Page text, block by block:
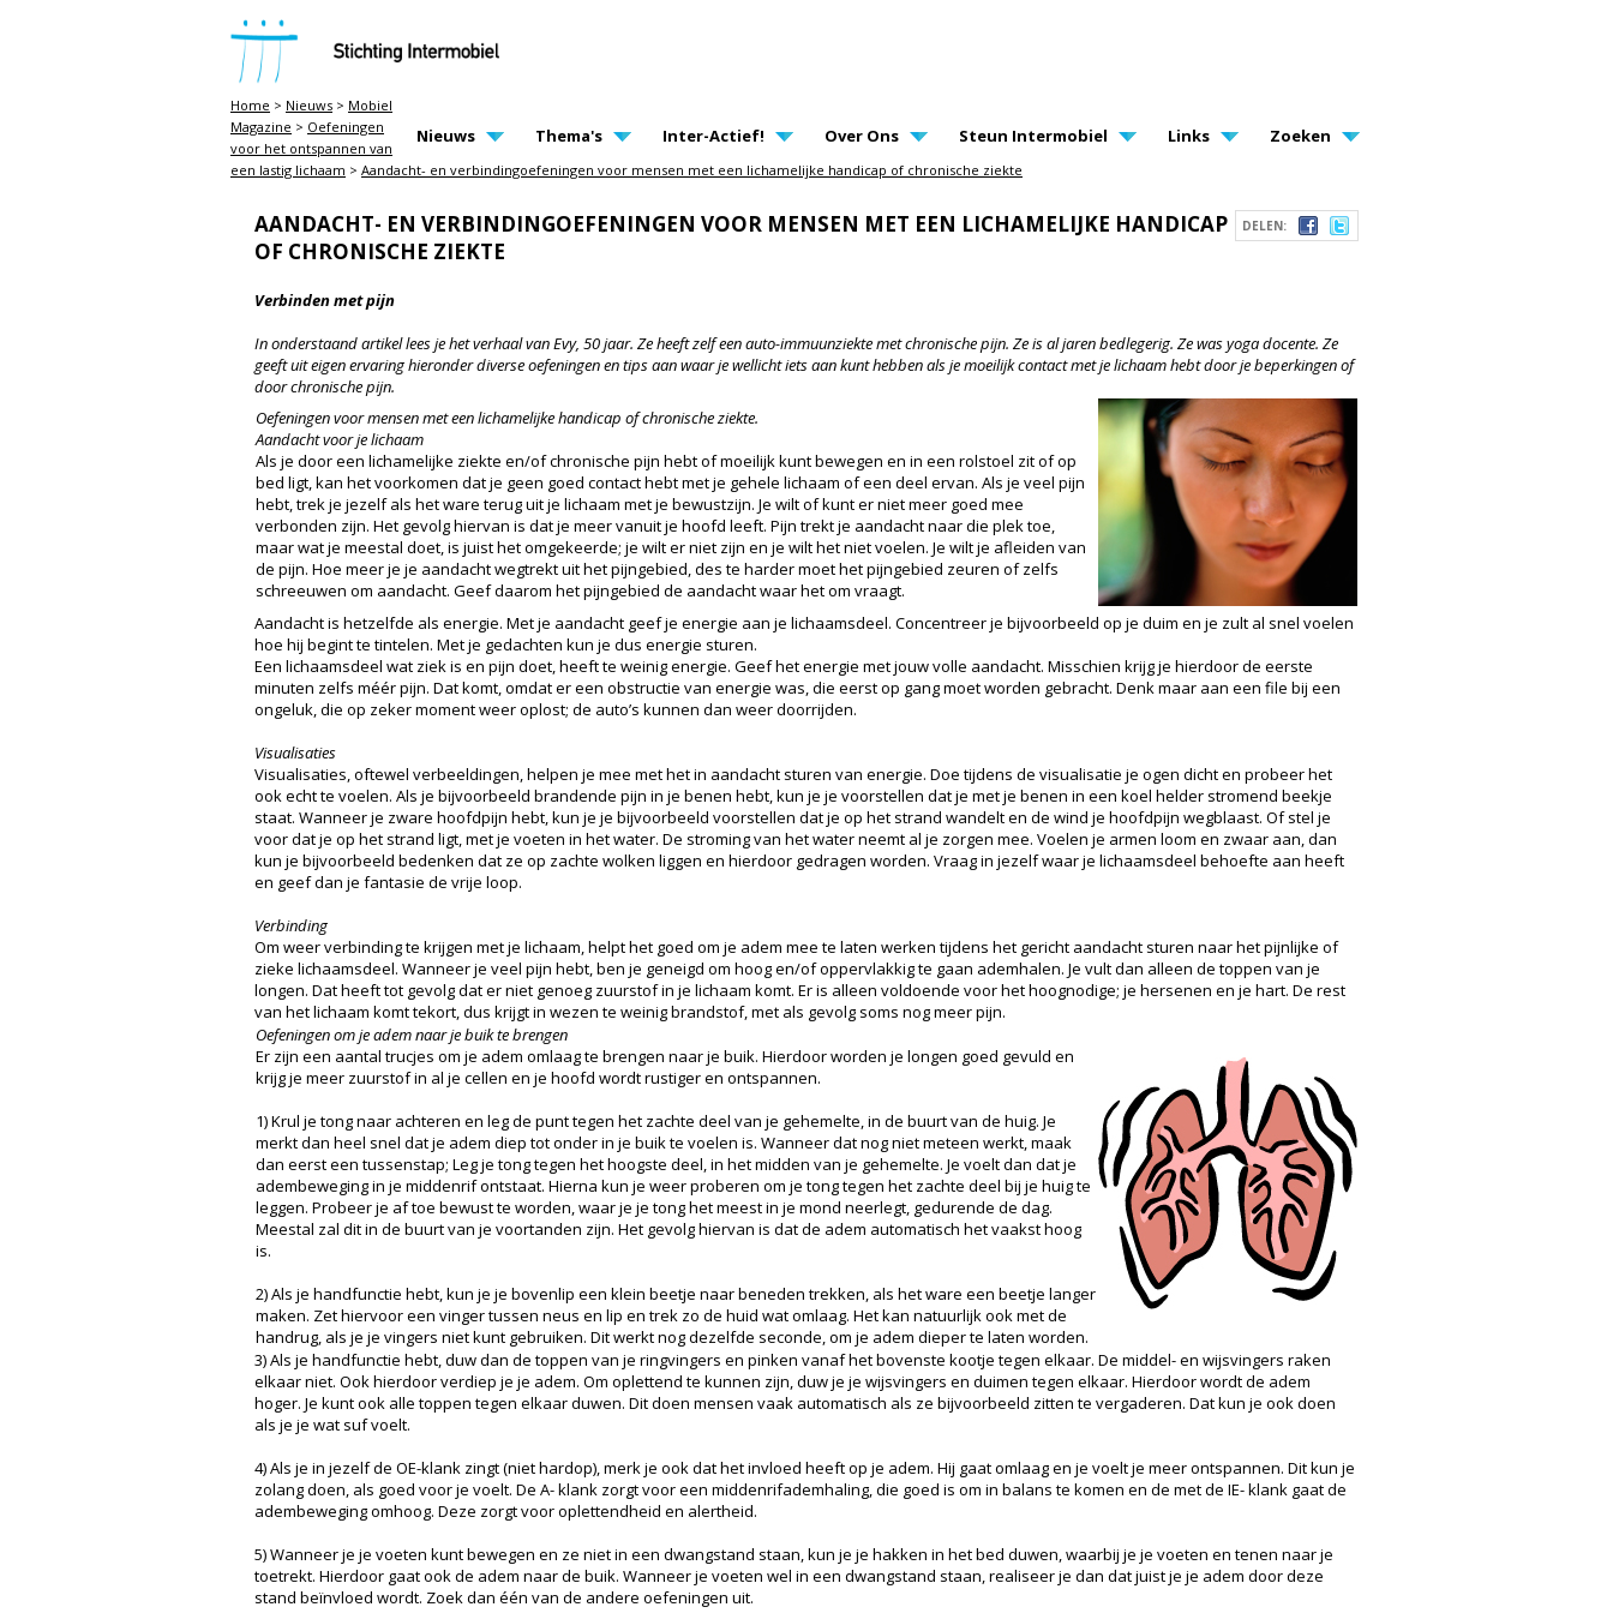
STICHTING INTERMOBIEL
MAIN PAGE NAVIGATION
Nieuws Thema's Inter-Actief! Over Ons Steun Intermobiel Links Zoeken
Home > Nieuws > Mobiel
Magazine > Oefeningen
voor het ontspannen van
een lastig lichaam > Aandacht- en verbindingoefeningen voor mensen met een lichamelijke handicap of chronische ziekte
DELEN:
AANDACHT- EN VERBINDINGOEFENINGEN VOOR MENSEN MET EEN LICHAMELIJKE HANDICAP
OF CHRONISCHE ZIEKTE
Verbinden met pijn
In onderstaand artikel lees je het verhaal van Evy, 50 jaar. Ze heeft zelf een auto-immuunziekte met chronische pijn. Ze is al jaren bedlegerig. Ze was yoga docente. Ze
geeft uit eigen ervaring hieronder diverse oefeningen en tips aan waar je wellicht iets aan kunt hebben als je moeilijk contact met je lichaam hebt door je beperkingen of
door chronische pijn.
Oefeningen voor mensen met een lichamelijke handicap of chronische ziekte.
Aandacht voor je lichaam
Als je door een lichamelijke ziekte en/of chronische pijn hebt of moeilijk kunt bewegen en in een rolstoel zit of op
bed ligt, kan het voorkomen dat je geen goed contact hebt met je gehele lichaam of een deel ervan. Als je veel pijn
hebt, trek je jezelf als het ware terug uit je lichaam met je bewustzijn. Je wilt of kunt er niet meer goed mee
verbonden zijn. Het gevolg hiervan is dat je meer vanuit je hoofd leeft. Pijn trekt je aandacht naar die plek toe,
maar wat je meestal doet, is juist het omgekeerde; je wilt er niet zijn en je wilt het niet voelen. Je wilt je afleiden van
de pijn. Hoe meer je je aandacht wegtrekt uit het pijngebied, des te harder moet het pijngebied zeuren of zelfs
schreeuwen om aandacht. Geef daarom het pijngebied de aandacht waar het om vraagt.
Aandacht is hetzelfde als energie. Met je aandacht geef je energie aan je lichaamsdeel. Concentreer je bijvoorbeeld op je duim en je zult al snel voelen
hoe hij begint te tintelen. Met je gedachten kun je dus energie sturen.
Een lichaamsdeel wat ziek is en pijn doet, heeft te weinig energie. Geef het energie met jouw volle aandacht. Misschien krijg je hierdoor de eerste
minuten zelfs méér pijn. Dat komt, omdat er een obstructie van energie was, die eerst op gang moet worden gebracht. Denk maar aan een file bij een
ongeluk, die op zeker moment weer oplost; de auto’s kunnen dan weer doorrijden.
Visualisaties
Visualisaties, oftewel verbeeldingen, helpen je mee met het in aandacht sturen van energie. Doe tijdens de visualisatie je ogen dicht en probeer het
ook echt te voelen. Als je bijvoorbeeld brandende pijn in je benen hebt, kun je je voorstellen dat je met je benen in een koel helder stromend beekje
staat. Wanneer je zware hoofdpijn hebt, kun je je bijvoorbeeld voorstellen dat je op het strand wandelt en de wind je hoofdpijn wegblaast. Of stel je
voor dat je op het strand ligt, met je voeten in het water. De stroming van het water neemt al je zorgen mee. Voelen je armen loom en zwaar aan, dan
kun je bijvoorbeeld bedenken dat ze op zachte wolken liggen en hierdoor gedragen worden. Vraag in jezelf waar je lichaamsdeel behoefte aan heeft
en geef dan je fantasie de vrije loop.
Verbinding
Om weer verbinding te krijgen met je lichaam, helpt het goed om je adem mee te laten werken tijdens het gericht aandacht sturen naar het pijnlijke of
zieke lichaamsdeel. Wanneer je veel pijn hebt, ben je geneigd om hoog en/of oppervlakkig te gaan ademhalen. Je vult dan alleen de toppen van je
longen. Dat heeft tot gevolg dat er niet genoeg zuurstof in je lichaam komt. Er is alleen voldoende voor het hoognodige; je hersenen en je hart. De rest
van het lichaam komt tekort, dus krijgt in wezen te weinig brandstof, met als gevolg soms nog meer pijn.
Oefeningen om je adem naar je buik te brengen
Er zijn een aantal trucjes om je adem omlaag te brengen naar je buik. Hierdoor worden je longen goed gevuld en
krijg je meer zuurstof in al je cellen en je hoofd wordt rustiger en ontspannen.
1) Krul je tong naar achteren en leg de punt tegen het zachte deel van je gehemelte, in de buurt van de huig. Je
merkt dan heel snel dat je adem diep tot onder in je buik te voelen is. Wanneer dat nog niet meteen werkt, maak
dan eerst een tussenstap; Leg je tong tegen het hoogste deel, in het midden van je gehemelte. Je voelt dan dat je
adembeweging in je middenrif ontstaat. Hierna kun je weer proberen om je tong tegen het zachte deel bij je huig te
leggen. Probeer je af toe bewust te worden, waar je je tong het meest in je mond neerlegt, gedurende de dag.
Meestal zal dit in de buurt van je voortanden zijn. Het gevolg hiervan is dat de adem automatisch het vaakst hoog
is.
2) Als je handfunctie hebt, kun je je bovenlip een klein beetje naar beneden trekken, als het ware een beetje langer
maken. Zet hiervoor een vinger tussen neus en lip en trek zo de huid wat omlaag. Het kan natuurlijk ook met de
handrug, als je je vingers niet kunt gebruiken. Dit werkt nog dezelfde seconde, om je adem dieper te laten worden.
3) Als je handfunctie hebt, duw dan de toppen van je ringvingers en pinken vanaf het bovenste kootje tegen elkaar. De middel- en wijsvingers raken
elkaar niet. Ook hierdoor verdiep je je adem. Om oplettend te kunnen zijn, duw je je wijsvingers en duimen tegen elkaar. Hierdoor wordt de adem
hoger. Je kunt ook alle toppen tegen elkaar duwen. Dit doen mensen vaak automatisch als ze bijvoorbeeld zitten te vergaderen. Dat kun je ook doen
als je je wat suf voelt.
4) Als je in jezelf de OE-klank zingt (niet hardop), merk je ook dat het invloed heeft op je adem. Hij gaat omlaag en je voelt je meer ontspannen. Dit kun je
zolang doen, als goed voor je voelt. De A- klank zorgt voor een middenrifademhaling, die goed is om in balans te komen en de met de IE- klank gaat de
adembeweging omhoog. Deze zorgt voor oplettendheid en alertheid.
5) Wanneer je je voeten kunt bewegen en ze niet in een dwangstand staan, kun je je hakken in het bed duwen, waarbij je je voeten en tenen naar je
toetrekt. Hierdoor gaat ook de adem naar de buik. Wanneer je voeten wel in een dwangstand staan, realiseer je dan dat juist je je adem door deze
stand beïnvloed wordt. Zoek dan één van de andere oefeningen uit.